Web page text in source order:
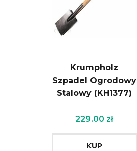
Krumpholz
Szpadel Ogrodowy
Stalowy (KH1377)
229.00 zł
KUP